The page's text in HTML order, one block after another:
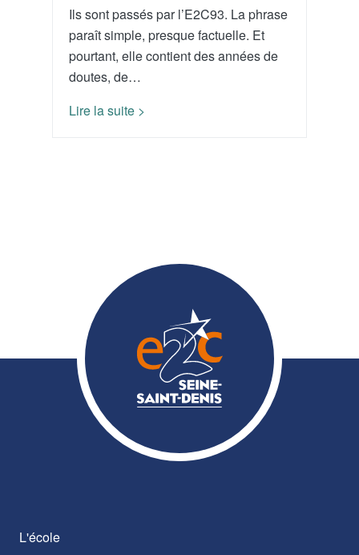
Ils sont passés par l’E2C93. La phrase
paraît simple, presque factuelle. Et
pourtant, elle contient des années de
doutes, de…
Lire la suite >
L'école